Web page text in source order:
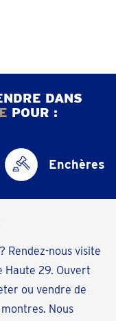
DANS
POUR :
Enchères
Rendez-nous visite
Haute 29. Ouvert
ou vendre de
Nous